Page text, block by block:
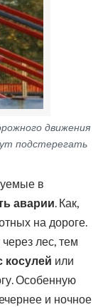
движения
подстерегать
в
аварии. Как,
на дороге.
лес, тем
косулей или
Особенную
и ночное